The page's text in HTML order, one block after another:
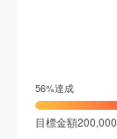
56%達成
目標金額200,000